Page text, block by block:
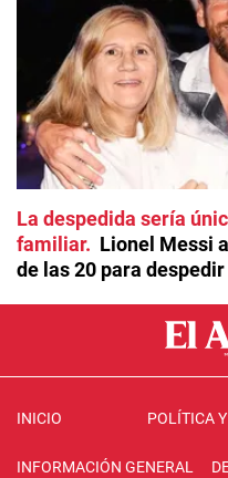
La despedida sería
familiar
Lionel Messi
de las 20 para
INICIO POLÍTICA
INFORMACIÓN GENERAL